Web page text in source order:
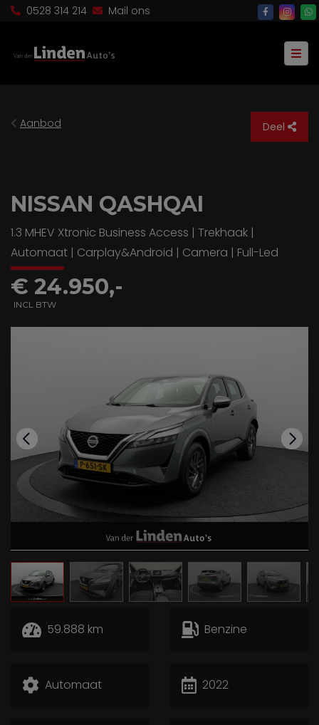
0528 314 214 Mail ons
Aanbod Deel
NISSAN QASHQAI
1.3 MHEV Xtronic Business Access | Trekhaak |
Automaat | Carplay&Android | Camera | Full-Led
€ 24.950,-
INCL BTW
59.888 km Benzine
Automaat 2022